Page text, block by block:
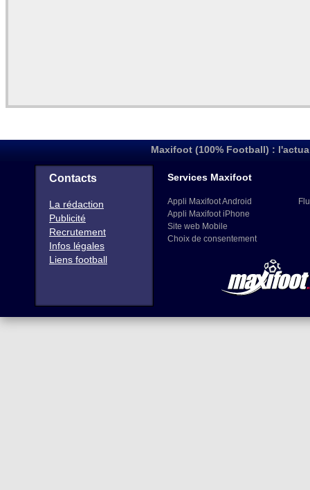
Maxifoot (100% Football) :
Contacts
La rédaction
Publicité
Recrutement
Infos légales
Liens football
Services Maxifoot
Appli Maxifoot Android
Appli Maxifoot iPhone
Site web Mobile
Choix de consentement